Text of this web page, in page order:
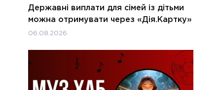
Державні виплати для сімей із дітьми
можна отримувати через «Дія.Картку»
06.08.2026